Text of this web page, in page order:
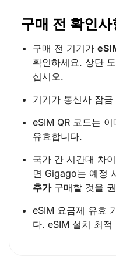
구매 전 확인사
구매 전 기기가
확인하세요. 상단
십시오.
기기가 통신사 잠
eSIM QR 코드는
유효합니다.
국가 간 시간대 차
면 Gigago는 예정
추가구매할 것을
eSIM 요금제 유효
다. eSIM 설치 최